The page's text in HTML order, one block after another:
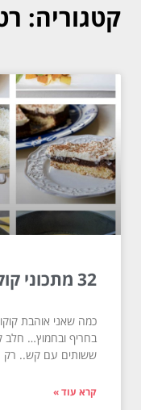
קטגוריה:
32 מתכוני קוקוס מנצחים
כמה שאני אוהבת
בחריף ובחמוץ… חלב
ששותים עם קש.. רק
קרא עוד »